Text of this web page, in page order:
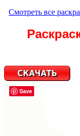
Смотреть все
Save